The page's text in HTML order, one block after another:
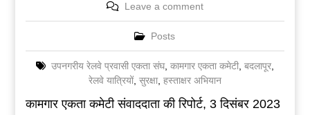
Leave a comment
Posts
उपनगरीय रेलवे प्रवासी एकता संघ, कामगार एकता कमेटी, बदलापूर,
रेलवे यात्रियों, सुरक्षा, हस्ताक्षर अभियान
कामगार एकता कमेटी संवाददाता की रिपोर्ट, 3 दिसंबर 2023